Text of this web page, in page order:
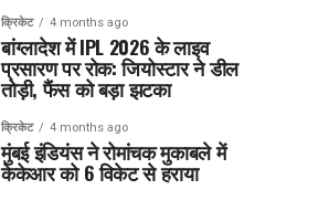
क्रिकेट 4 months ago
बांग्लादेश में IPL 2026 के लाइव
प्रसारण पर रोक: जियोस्टार ने डील
तोड़ी, फैंस को बड़ा झटका
क्रिकेट 4 months ago
मुंबई इंडियंस ने रोमांचक मुकाबले में
केकेआर को 6 विकेट से हराया